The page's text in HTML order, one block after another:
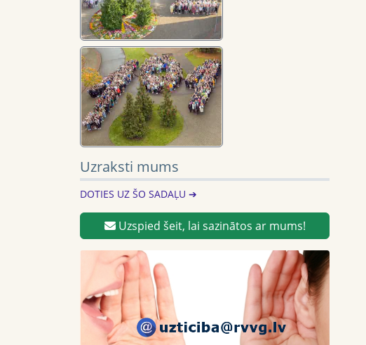
Uzraksti mums
DOTIES UZ ŠO SADAĻU ➔
Uzspied šeit, lai sazinātos ar mums!